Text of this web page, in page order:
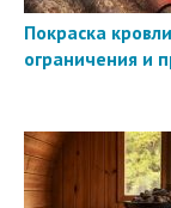
Покраска
ограничения и